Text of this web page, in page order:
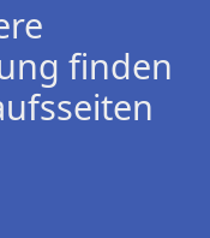
finden